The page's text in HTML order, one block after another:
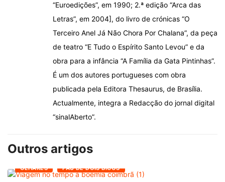
“Euroedições”, em 1990; 2.ª edição “Arca das
Letras”, em 2004], do livro de crónicas “O
Terceiro Anel Já Não Chora Por Chalana”, da peça
de teatro “E Tudo o Espírito Santo Levou” e da
obra para a infância “A Família da Gata Pintinhas”.
É um dos autores portugueses com obra
publicada pela Editora Thesaurus, de Brasília.
Actualmente, integra a Redacção do jornal digital
“sinalAberto”.
Outros artigos
OLHARES PAU DE DOIS BICOS